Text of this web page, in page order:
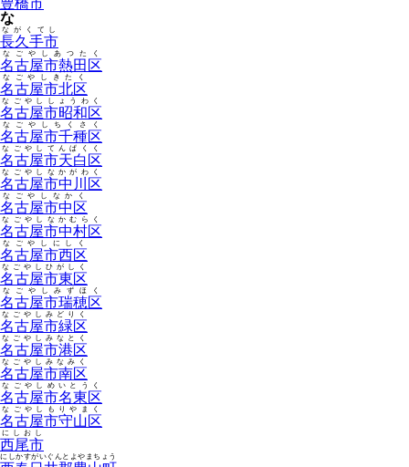
豊橋市
な
長久手市
ながくてし
名古屋市熱田区
なごやしあつたく
名古屋市北区
なごやしきたく
名古屋市昭和区
なごやししょうわく
名古屋市千種区
なごやしちくさく
名古屋市天白区
なごやしてんぱくく
名古屋市中川区
なごやしなかがわく
名古屋市中区
なごやしなかく
名古屋市中村区
なごやしなかむらく
名古屋市西区
なごやしにしく
名古屋市東区
なごやしひがしく
名古屋市瑞穂区
なごやしみずほく
名古屋市緑区
なごやしみどりく
名古屋市港区
なごやしみなとく
名古屋市南区
なごやしみなみく
名古屋市名東区
なごやしめいとうく
名古屋市守山区
なごやしもりやまく
西尾市
にしおし
にしかすがいぐんとよやまちょう